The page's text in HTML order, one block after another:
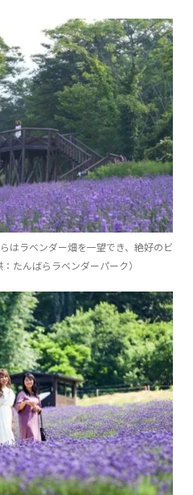
はラベンダー畑を一望でき、絶好のビ
たんばらラベンダーパーク）